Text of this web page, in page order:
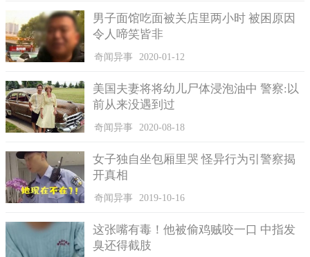
这部影片是根据凤凰城的UFO事件真实改变的，影片讲述了
凤凰城UFO事件之后当地的三个青少年记录下发生的事件之后，
都莫名其妙的失踪了，最终下落不明。
为了寻找真相，其中一名消失的年轻人乔西的妹妹苏菲，协
同她的能有杰伊一起在三个人消失了二十年后，决定调查一切真
相，首先他们从当年拍摄的视频入手，事情的真相慢慢的浮出了
影片叙事手法独特，用纪录片的形式，第一视角是DV拍摄，
让人觉得新奇有能感受到那种身临其境的恐惧，观影效果前所未
男子面馆吃面被关店里两小时 被困原因
令人啼笑皆非
奇闻异事 2020-01-12
美国夫妻将将幼儿尸体浸泡油中 警察:以
前从来没遇到过
奇闻异事 2020-08-18
女子独自坐包厢里哭 怪异行为引警察揭
开真相
奇闻异事 2019-10-16
这张嘴有毒！他被偷鸡贼咬一口 中指发
臭还得截肢